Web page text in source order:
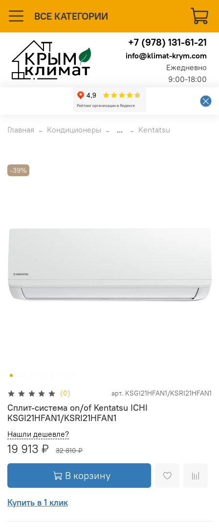
ВСЕ КАТЕГОРИИ
+7 (978) 131-61-21
info@klimat-krym.com
Ежедневно
9:00-18:00
Главная Кондиционеры ... Kentatsu
-39%
(0) арт. KSGI21HFAN1/KSRI21HFAN1
Сплит-система on/of Kentatsu ICHI
KSGI21HFAN1/KSRI21HFAN1
Нашли дешевле?
19 913 ₽ 32 810 ₽
В корзину
Купить в 1 клик